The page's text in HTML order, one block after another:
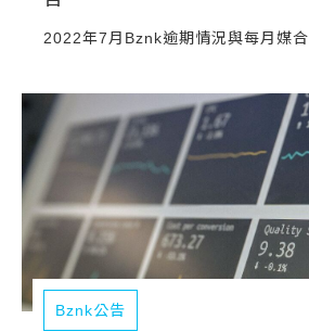
平台介紹
2022年7月Bznk逾期情況與每月媒
Bznk公告